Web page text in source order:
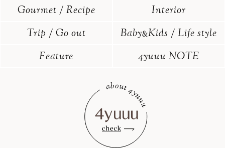
Gourmet / Recipe
Interior
Trip / Go out
Baby&Kids / Life style
Feature
4yuuu NOTE